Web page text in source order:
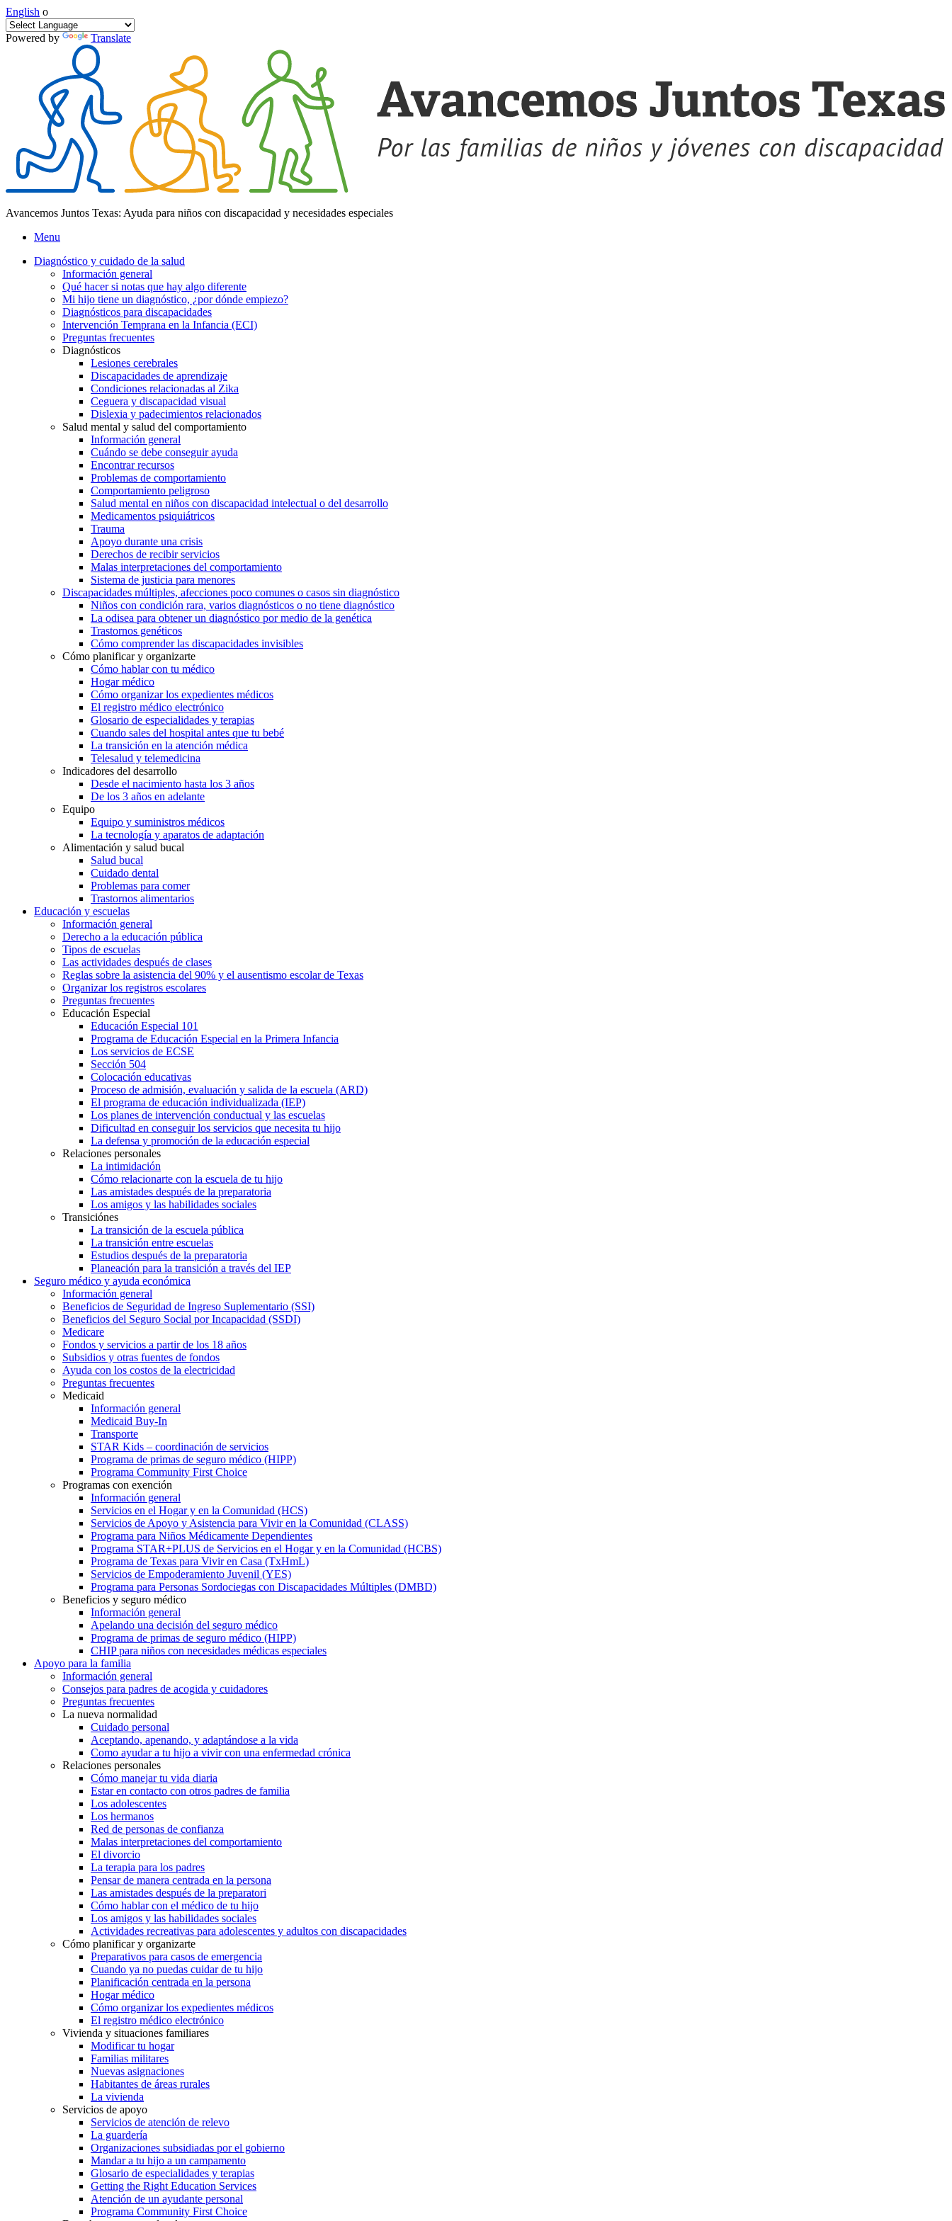
English o
Powered by Translate
Avancemos Juntos Texas: Ayuda para niños con discapacidad y necesidades especiales
Menu
Diagnóstico y cuidado de la salud
Información general
Qué hacer si notas que hay algo diferente
Mi hijo tiene un diagnóstico, ¿por dónde empiezo?
Diagnósticos para discapacidades
Intervención Temprana en la Infancia (ECI)
Preguntas frecuentes
Diagnósticos
Lesiones cerebrales
Discapacidades de aprendizaje
Condiciones relacionadas al Zika
Ceguera y discapacidad visual
Dislexia y padecimientos relacionados
Salud mental y salud del comportamiento
Información general
Cuándo se debe conseguir ayuda
Encontrar recursos
Problemas de comportamiento
Comportamiento peligroso
Salud mental en niños con discapacidad intelectual o del desarrollo
Medicamentos psiquiátricos
Trauma
Apoyo durante una crisis
Derechos de recibir servicios
Malas interpretaciones del comportamiento
Sistema de justicia para menores
Discapacidades múltiples, afecciones poco comunes o casos sin diagnóstico
Niños con condición rara, varios diagnósticos o no tiene diagnóstico
La odisea para obtener un diagnóstico por medio de la genética
Trastornos genéticos
Cómo comprender las discapacidades invisibles
Cómo planificar y organizarte
Cómo hablar con tu médico
Hogar médico
Cómo organizar los expedientes médicos
El registro médico electrónico
Glosario de especialidades y terapias
Cuando sales del hospital antes que tu bebé
La transición en la atención médica
Telesalud y telemedicina
Indicadores del desarrollo
Desde el nacimiento hasta los 3 años
De los 3 años en adelante
Equipo
Equipo y suministros médicos
La tecnología y aparatos de adaptación
Alimentación y salud bucal
Salud bucal
Cuidado dental
Problemas para comer
Trastornos alimentarios
Educación y escuelas
Información general
Derecho a la educación pública
Tipos de escuelas
Las actividades después de clases
Reglas sobre la asistencia del 90% y el ausentismo escolar de Texas
Organizar los registros escolares
Preguntas frecuentes
Educación Especial
Educación Especial 101
Programa de Educación Especial en la Primera Infancia
Los servicios de ECSE
Sección 504
Colocación educativas
Proceso de admisión, evaluación y salida de la escuela (ARD)
El programa de educación individualizada (IEP)
Los planes de intervención conductual y las escuelas
Dificultad en conseguir los servicios que necesita tu hijo
La defensa y promoción de la educación especial
Relaciones personales
La intimidación
Cómo relacionarte con la escuela de tu hijo
Las amistades después de la preparatoria
Los amigos y las habilidades sociales
Transiciónes
La transición de la escuela pública
La transición entre escuelas
Estudios después de la preparatoria
Planeación para la transición a través del IEP
Seguro médico y ayuda económica
Información general
Beneficios de Seguridad de Ingreso Suplementario (SSI)
Beneficios del Seguro Social por Incapacidad (SSDI)
Medicare
Fondos y servicios a partir de los 18 años
Subsidios y otras fuentes de fondos
Ayuda con los costos de la electricidad
Preguntas frecuentes
Medicaid
Información general
Medicaid Buy-In
Transporte
STAR Kids – coordinación de servicios
Programa de primas de seguro médico (HIPP)
Programa Community First Choice
Programas con exención
Información general
Servicios en el Hogar y en la Comunidad (HCS)
Servicios de Apoyo y Asistencia para Vivir en la Comunidad (CLASS)
Programa para Niños Médicamente Dependientes
Programa STAR+PLUS de Servicios en el Hogar y en la Comunidad (HCBS)
Programa de Texas para Vivir en Casa (TxHmL)
Servicios de Empoderamiento Juvenil (YES)
Programa para Personas Sordociegas con Discapacidades Múltiples (DMBD)
Beneficios y seguro médico
Información general
Apelando una decisión del seguro médico
Programa de primas de seguro médico (HIPP)
CHIP para niños con necesidades médicas especiales
Apoyo para la familia
Información general
Consejos para padres de acogida y cuidadores
Preguntas frecuentes
La nueva normalidad
Cuidado personal
Aceptando, apenando, y adaptándose a la vida
Como ayudar a tu hijo a vivir con una enfermedad crónica
Relaciones personales
Cómo manejar tu vida diaria
Estar en contacto con otros padres de familia
Los adolescentes
Los hermanos
Red de personas de confianza
Malas interpretaciones del comportamiento
El divorcio
La terapia para los padres
Pensar de manera centrada en la persona
Las amistades después de la preparatori
Cómo hablar con el médico de tu hijo
Los amigos y las habilidades sociales
Actividades recreativas para adolescentes y adultos con discapacidades
Cómo planificar y organizarte
Preparativos para casos de emergencia
Cuando ya no puedas cuidar de tu hijo
Planificación centrada en la persona
Hogar médico
Cómo organizar los expedientes médicos
El registro médico electrónico
Vivienda y situaciones familiares
Modificar tu hogar
Familias militares
Nuevas asignaciones
Habitantes de áreas rurales
La vivienda
Servicios de apoyo
Servicios de atención de relevo
La guardería
Organizaciones subsidiadas por el gobierno
Mandar a tu hijo a un campamento
Glosario de especialidades y terapias
Getting the Right Education Services
Atención de un ayudante personal
Programa Community First Choice